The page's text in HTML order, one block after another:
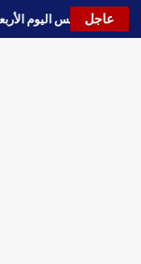
عاجل
🔵حالة الطقس اليوم الأربعاء 5 أغسطس 2026.. استمرار انخفاض الحرارة